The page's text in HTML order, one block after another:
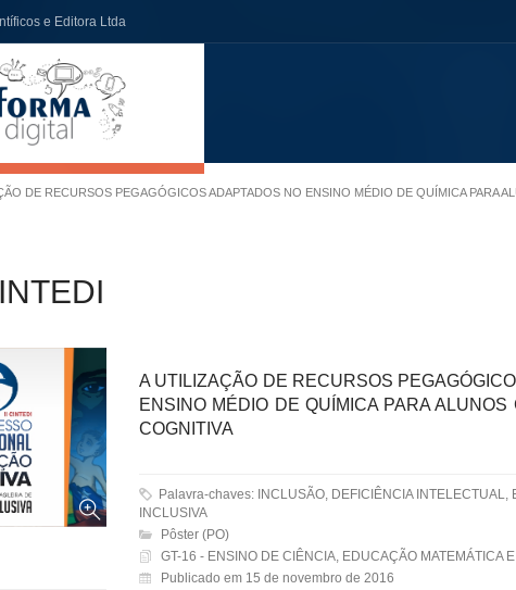
e Editora Ltda
DE RECURSOS PEGAGÓGICOS ADAPTADOS NO ENSINO MÉDIO DE QUÍMICA PARA
A UTILIZAÇÃO DE RECURSOS
ENSINO MÉDIO DE QUÍMICA PARA ALUNOS
COGNITIVA
Palavra-chaves: INCLUSÃO, DEFICIÊNCIA INTELECTUAL,
INCLUSIVA
Pôster (PO)
GT-16 - ENSINO DE CIÊNCIA, EDUCAÇÃO MATEMÁTICA
Publicado em 15 de novembro de 2016